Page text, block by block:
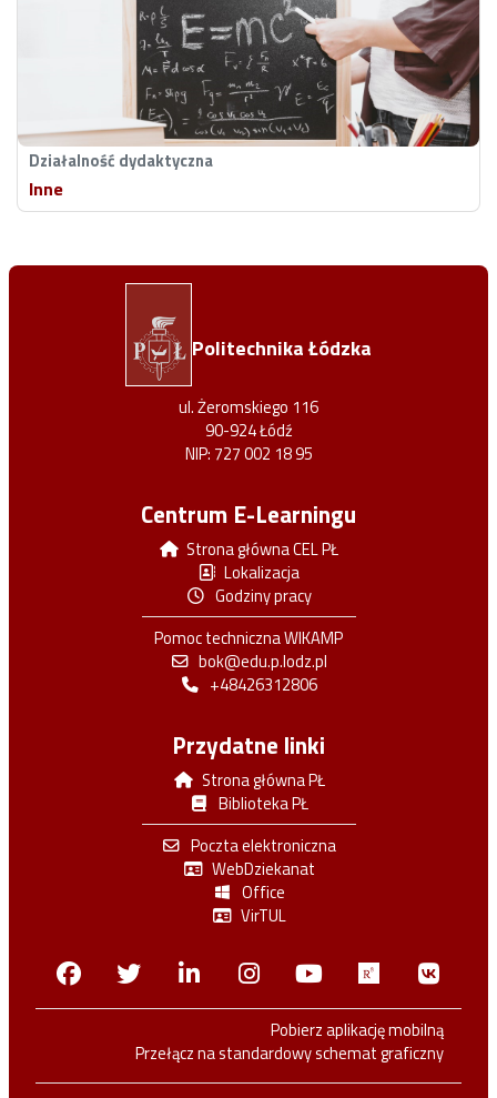
Działalność dydaktyczna
Inne
Politechnika Łódzka
ul. Żeromskiego 116
90-924 Łódź
NIP: 727 002 18 95
Centrum E-Learningu
Strona główna CEL PŁ
Lokalizacja
Godziny pracy
Pomoc techniczna WIKAMP
bok@edu.p.lodz.pl
+48426312806
Przydatne linki
Strona główna PŁ
Biblioteka PŁ
Poczta elektroniczna
WebDziekanat
Office
VirTUL
FacebookTwitterLinkedinInstagram
Youtube
Pobierz aplikację mobilną
Przełącz na standardowy schemat graficzny